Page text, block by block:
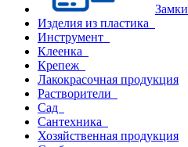
Замки
Изделия из пластика
Инструмент
Клеенка
Крепеж
Лакокрасочная продукция
Растворители
Сад
Сантехника
Хозяйственная продукция